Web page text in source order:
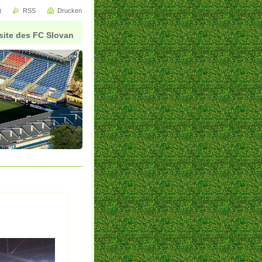
des FC Slovan
Liberec !!!
RSS Drucken